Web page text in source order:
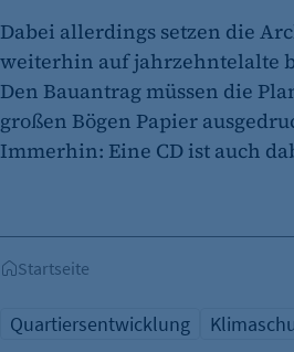
et_oi_v2
Anbieter:
etracker GmbH
Zweck:
2 Jahre
etracker Analytics
Name:
Dabei allerdings setzen die
weiterhin auf jahrzehntelalte
Den Bauantrag müssen die
großen Bögen Papier
Immerhin: Eine CD ist auch
Startseite
Quartiersentwicklung